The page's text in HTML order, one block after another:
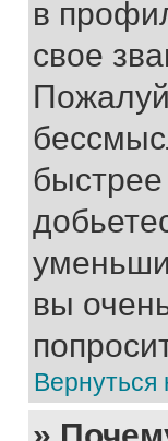
в
свое
вы
Вернуться